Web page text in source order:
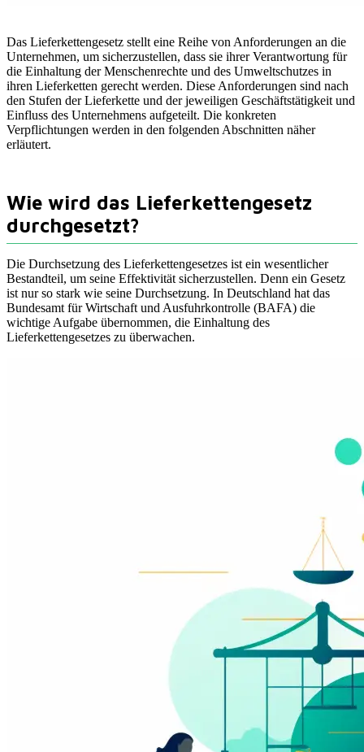
Das Lieferkettengesetz stellt eine Reihe von Anforderungen an die
Unternehmen, um sicherzustellen, dass sie ihrer Verantwortung für
die Einhaltung der Menschenrechte und des Umweltschutzes in
ihren Lieferketten gerecht werden. Diese Anforderungen sind nach
den Stufen der Lieferkette und der jeweiligen Geschäftstätigkeit und
Einfluss des Unternehmens aufgeteilt. Die konkreten
Verpflichtungen werden in den folgenden Abschnitten näher
erläutert.
Wie wird das Lieferkettengesetz
durchgesetzt?
Die Durchsetzung des Lieferkettengesetzes ist ein wesentlicher
Bestandteil, um seine Effektivität sicherzustellen. Denn ein Gesetz
ist nur so stark wie seine Durchsetzung. In Deutschland hat das
Bundesamt für Wirtschaft und Ausfuhrkontrolle (BAFA) die
wichtige Aufgabe übernommen, die Einhaltung des
Lieferkettengesetzes zu überwachen.